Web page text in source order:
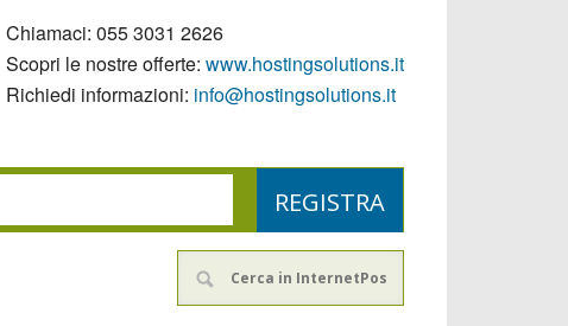
Chiamaci: 055 3031 2626
Scopri le nostre offerte: www.hostingsolutions.it
Richiedi informazioni: info@hostingsolutions.it